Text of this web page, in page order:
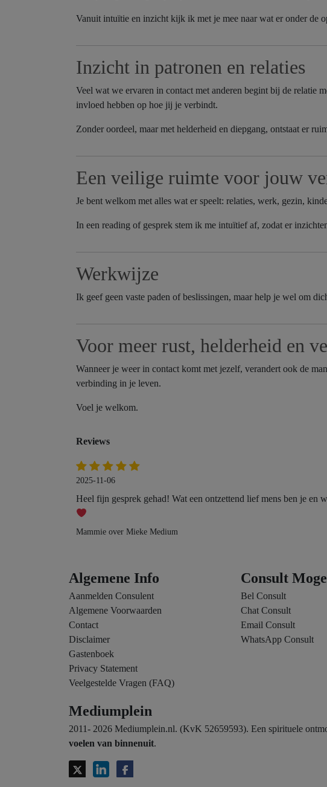
Vanuit intuïtie en inzicht kijk ik met je mee naar wat er onder de
Inzicht in patronen en relaties
Veel wat we ervaren in contact met anderen begint bij de relatie
invloed hebben op hoe jij je verbindt.
Zonder oordeel, maar met helderheid en diepgang, ontstaat er
Een veilige ruimte voor jouw
Je bent welkom met alles wat er speelt: relaties, werk, gezin,
In een reading of gesprek stem ik me intuïtief af, zodat er
Werkwijze
Ik geef geen vaste paden of beslissingen, maar help je wel om
Voor meer rust, helderheid en
Wanneer je weer in contact komt met jezelf, verandert ook de
verbinding in je leven.
Voel je welkom.
Reviews
2025-11-06
Heel fijn gesprek gehad! Wat een ontzettend lief mens ben je
Mammie over Mieke Medium
Algemene Info
Aanmelden Consulent
Algemene Voorwaarden
Contact
Disclaimer
Gastenboek
Privacy Statement
Veelgestelde Vragen (FAQ)
Consult
Bel Consult
Chat Consult
Email Consult
WhatsApp Consult
Mediumplein
2011- 2026 Mediumplein.nl. (KvK 52659593). Een spirituele
voelen van binnenuit.